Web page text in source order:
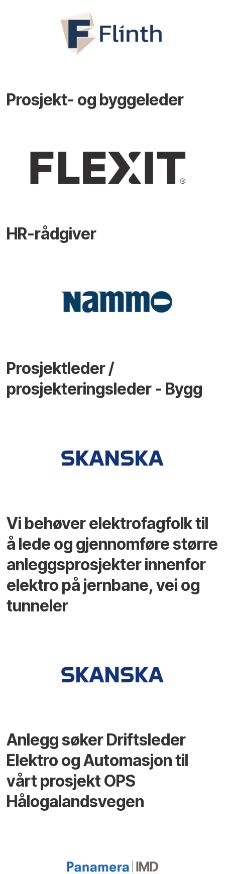
Prosjekt- og byggeleder
HR-rådgiver
Prosjektleder /
prosjekteringsleder - Bygg
Vi behøver elektrofagfolk til
å lede og gjennomføre større
anleggsprosjekter innenfor
elektro på jernbane, vei og
tunneler
Anlegg søker Driftsleder
Elektro og Automasjon til
vårt prosjekt OPS
Hålogalandsvegen